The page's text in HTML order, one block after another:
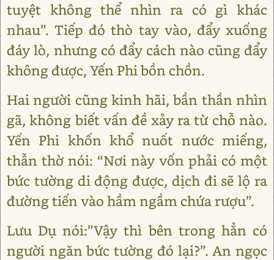
tuyệt không thể nhìn ra có gì khác
nhau”. Tiếp đó thò tay vào, đẩy xuống
đáy lò, nhưng có đẩy cách nào cũng đẩy
không được, Yến Phi bồn chồn.
Hai người cũng kinh hãi, bần thần nhìn
gã, không biết vấn đề xảy ra từ chỗ nào.
Yến Phi khốn khổ nuốt nước miếng,
thẫn thờ nói: “Nơi này vốn phải có một
bức tường di động được, dịch đi sẽ lộ ra
đường tiến vào hầm ngầm chứa rượu”.
Lưu Dụ nói:”Vậy thì bên trong hẳn có
người ngăn bức tường đó lại?”. An ngọc